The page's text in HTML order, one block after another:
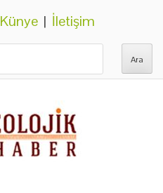
Künye | İletişim